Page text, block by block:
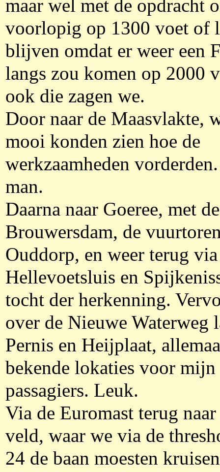
maar wel met de opdracht
voorlopig op 1300 voet of
blijven omdat er weer een
langs zou komen op 2000
ook die zagen we.
Door naar de Maasvlakte,
mooi konden zien hoe de
werkzaamheden
man.
Daarna naar Goeree, met de
Brouwersdam, de
Ouddorp, en weer terug via
Hellevoetsluis en
tocht der herkenning.
over de Nieuwe Waterweg
Pernis en Heijplaat,
bekende lokaties voor mijn
passagiers. Leuk.
Via de Euromast terug
veld, waar we via de
24 de baan moesten